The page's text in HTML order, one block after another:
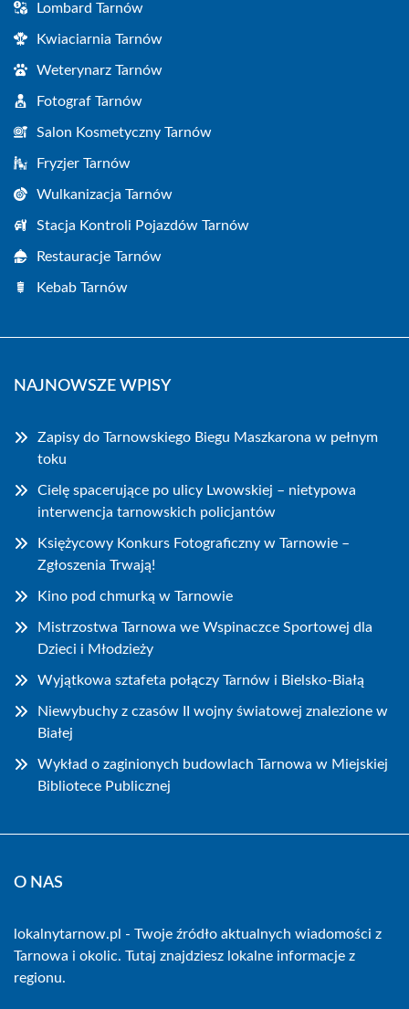
Lombard Tarnów
Kwiaciarnia Tarnów
Weterynarz Tarnów
Fotograf Tarnów
Salon Kosmetyczny Tarnów
Fryzjer Tarnów
Wulkanizacja Tarnów
Stacja Kontroli Pojazdów Tarnów
Restauracje Tarnów
Kebab Tarnów
NAJNOWSZE WPISY
Zapisy do Tarnowskiego Biegu Maszkarona w pełnym
toku
Cielę spacerujące po ulicy Lwowskiej – nietypowa
interwencja tarnowskich policjantów
Księżycowy Konkurs Fotograficzny w Tarnowie –
Zgłoszenia Trwają!
Kino pod chmurką w Tarnowie
Mistrzostwa Tarnowa we Wspinaczce Sportowej dla
Dzieci i Młodzieży
Wyjątkowa sztafeta połączy Tarnów i Bielsko-Białą
Niewybuchy z czasów II wojny światowej znalezione w
Białej
Wykład o zaginionych budowlach Tarnowa w Miejskiej
Bibliotece Publicznej
O NAS
lokalnytarnow.pl - Twoje źródło aktualnych wiadomości z
Tarnowa i okolic. Tutaj znajdziesz lokalne informacje z
regionu.